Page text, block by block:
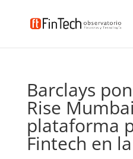
Barclays
Rise
plataforma
Fintech en